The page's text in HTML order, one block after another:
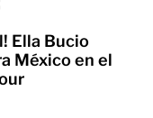
Ella Bucio
México en el